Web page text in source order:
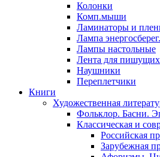
Колонки
Комп.мыши
Ламинаторы и
Лампа энергосберег.
Лампы настольные
Лента для
Наушники
Переплетчики
Книги
Художественная
Фольклор. Басни.
Классическая и
Российская
Зарубежная